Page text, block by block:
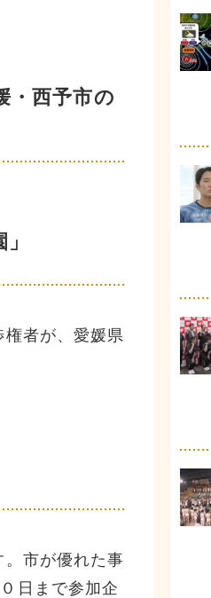
・西予市の
者が、愛媛県
市が優れた事
日まで参加企